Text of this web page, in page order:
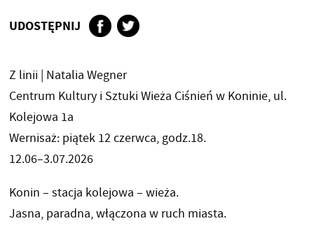
UDOSTĘPNIJ
Z linii | Natalia Wegner
Centrum Kultury i Sztuki Wieża Ciśnień w Koninie, ul.
Kolejowa 1a
Wernisaż: piątek 12 czerwca, godz.18.
12.06–3.07.2026
Konin – stacja kolejowa – wieża.
Jasna, paradna, włączona w ruch miasta.